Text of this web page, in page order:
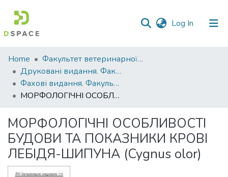
Log In (current)
Communities
&
Collections
All of DSpace
Statistics
Home
Факультет ветеринарної медицини
Друковані видання. Факультет ветеринарної медицини
Фахові видання. Факультет ветеринарної медицини
МОРФОЛОГІЧНІ ОСОБЛИВОСТІ БУДОВИ ТА ПОКАЗНИКИ КРОВІ ЛЕБІДЯ-ШИПУНА (Cygnus olor)
МОРФОЛОГІЧНІ ОСОБЛИВОСТІ
БУДОВИ ТА ПОКАЗНИКИ КРОВІ
ЛЕБІДЯ-ШИПУНА (Cygnus olor)